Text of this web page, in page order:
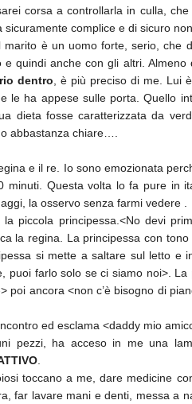
corsa a controllarla in culla,
complice e di sicuro
è un uomo forte, serio, che
quindi anche con gli altri. Almeno
dentro , è più preciso di me. Lui
le ha appese sulle porta. Quello
dieta fosse caratterizzata da
abbastanza chiare….
e il re. Io sono emozionata
Questa volta lo fa pure in
la osservo senza farmi vedere .
piccola principessa.<No devi
la regina. La principessa con tono
si mette a saltare sul letto e
puoi farlo solo se ci siamo noi>. La
ancora <non c’è bisogno di
ed esclama <daddy mio
pezzi, ha acceso in me una
toccano a me, dare medicine
far lavare mani e denti, messa a